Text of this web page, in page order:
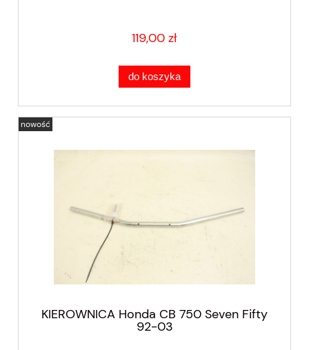
119,00 zł
do koszyka
KIEROWNICA Honda CB 750 Seven Fifty
92-03
nowość